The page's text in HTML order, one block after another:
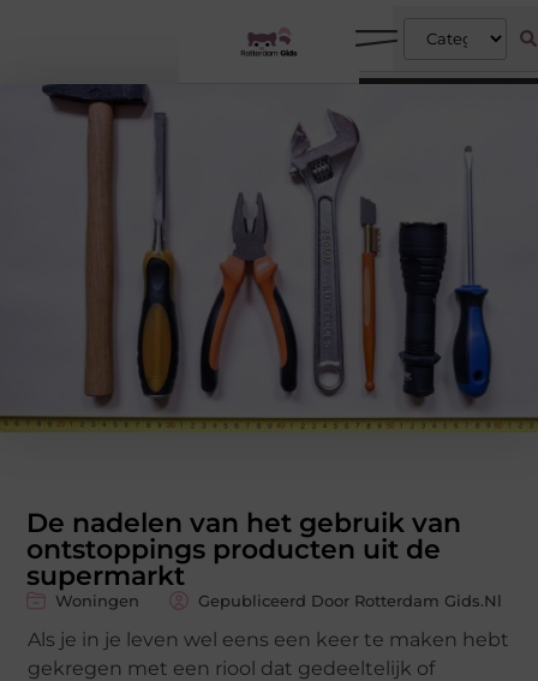
De nadelen van het gebruik van
ontstoppings producten uit de
supermarkt
Woningen Gepubliceerd Door Rotterdam Gids.nl
Als je in je leven wel eens een keer te maken hebt
gekregen met een riool dat gedeeltelijk of